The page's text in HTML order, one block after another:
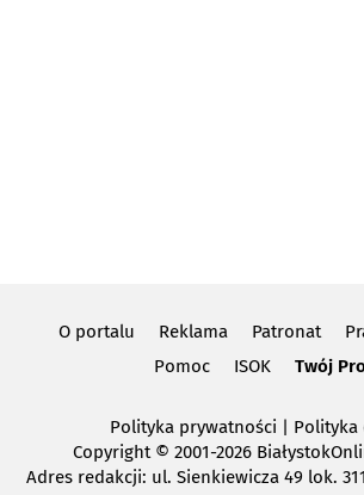
O portalu Reklama Patronat
Pomoc
ISOK Twój
Polityka prywatności
Polityka
Copyright© 2001-2026
Adres redakcji: ul. Sienkiewicza 49 lok.